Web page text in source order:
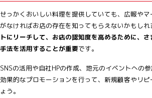
せっかくおいしい料理を提供していても、広報や
がなければお店の存在を知ってもらえないかもしれ
トにリーチして、お店の認知度を高めるために、
手法を活用することが重要です。
SNSの活用や自社HPの作成、地元のイベントへの参
効果的なプロモーションを行って、新規顧客やリ
ょう。